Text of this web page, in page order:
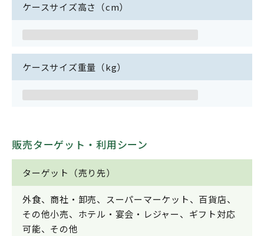
ケースサイズ高さ（cm）
ケースサイズ重量（kg）
販売ターゲット・利用シーン
ターゲット（売り先）
外食、商社・卸売、スーパーマーケット、百貨店、
その他小売、ホテル・宴会・レジャー、ギフト対応
可能、その他